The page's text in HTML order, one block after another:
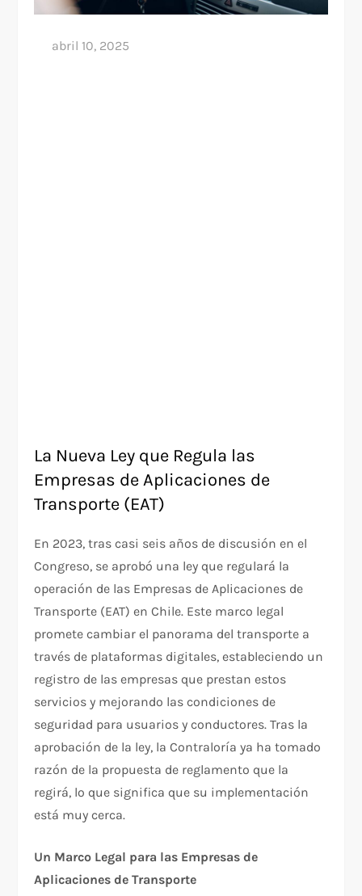
La Nueva Ley que Regula las
Empresas de Aplicaciones de
Transporte (EAT)
En 2023, tras casi seis años de discusión en el
Congreso, se aprobó una ley que regulará la
operación de las Empresas de Aplicaciones de
Transporte (EAT) en Chile. Este marco legal
promete cambiar el panorama del transporte a
través de plataformas digitales, estableciendo un
registro de las empresas que prestan estos
servicios y mejorando las condiciones de
seguridad para usuarios y conductores. Tras la
aprobación de la ley, la Contraloría ya ha tomado
razón de la propuesta de reglamento que la
regirá, lo que significa que su implementación
está muy cerca.
Un Marco Legal para las Empresas de
Aplicaciones de Transporte